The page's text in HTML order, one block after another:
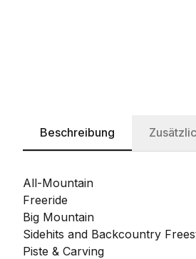
Beschreibung
All-Mountain
Freeride
Big Mountain
Sidehits and Backcountry
Piste & Carving